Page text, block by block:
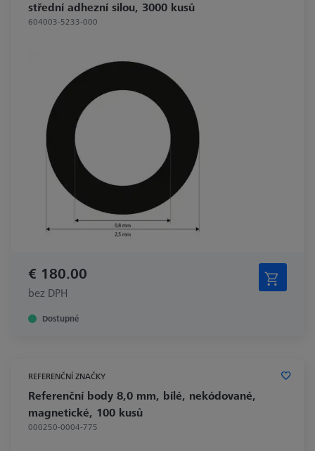
střední adhezní silou, 3000 kusů
604003-5233-000
€ 180.00
bez DPH
Dostupné
REFERENČNÍ ZNAČKY
Referenční body 8,0 mm, bílé, nekódované,
magnetické, 100 kusů
000250-0004-775